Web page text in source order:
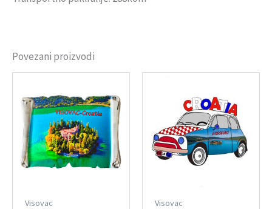
Povezani proizvodi
Visovac Visovac